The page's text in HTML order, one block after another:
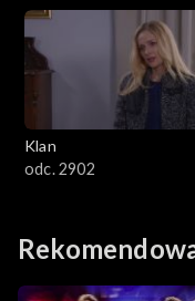
Klan
odc. 2902